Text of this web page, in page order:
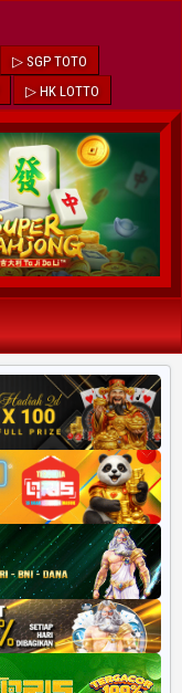
▷ SGP TOTO
▷ HK LOTTO